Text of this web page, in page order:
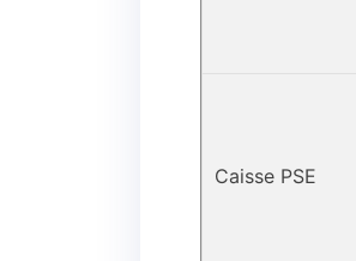
Caisse PSE